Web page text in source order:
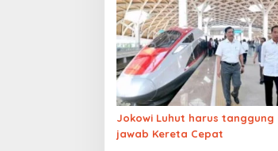
Jokowi Luhut harus tanggung
jawab Kereta Cepat